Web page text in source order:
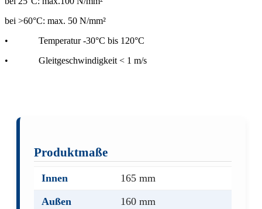
bei >60°C: max. 50 N/mm²
•
Temperatur -30°C bis 120°C
•
Gleitgeschwindigkeit < 1 m/s
Produktmaße
Innen
165 mm
Außen
160 mm